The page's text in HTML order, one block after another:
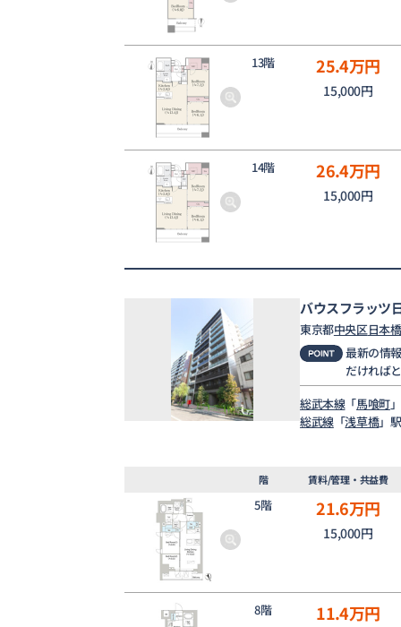
13階 25.4万円
15,000円
14階 26.4万円
15,000円
バウスフラッツ
東京都中央区日本
最新の情
だければ
総武本線「馬喰町
総武線「浅草橋」
階 賃料/管理・共益費
5階 21.6万円
15,000円
8階 11.4万円